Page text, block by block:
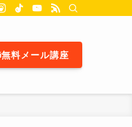
無料メール講座